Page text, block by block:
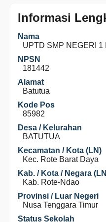
Informasi
Nama
UPTD SMP NEGERI 1
NPSN
181442
Alamat
Batutua
Kode Pos
85982
Desa / Kelurahan
BATUTUA
Kecamatan / Kota (LN)
Kec. Rote Barat Daya
Kab. / Kota / Negara
Kab. Rote-Ndao
Provinsi / Luar Negeri
Nusa Tenggara Timur
Status Sekolah